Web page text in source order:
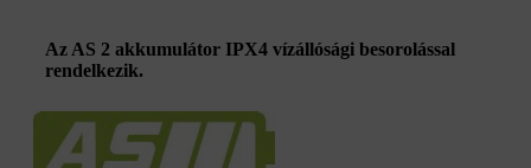
Az AS 2 akkumulátor IPX4 vízállósági besorolással
rendelkezik.